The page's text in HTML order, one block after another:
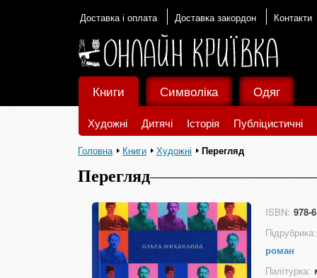
Доставка і оплата Доставка закордон Контакти
Книги
Художні Дитячі Історія Публіцистичні
Символіка Одяг
Головна Книги Художні Перегляд
Перегляд
ISBN: 978-
Підрубрика:
роман
Палітурка: